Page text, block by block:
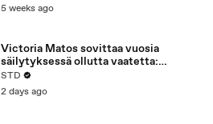
5 weeks ago
Victoria Matos sovittaa vuosia
säilytyksessä ollutta vaatetta:
”Rakastin sitä”
STD
2 days ago